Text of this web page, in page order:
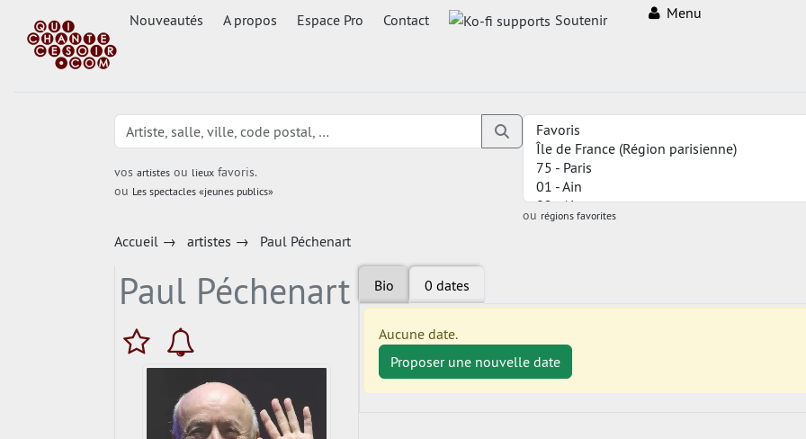
Nouveautés A propos Espace Pro Contact Soutenir Menu
vos artistesou lieuxfavoris.
ou Les spectacles «jeunes publics»
ou régions favorites
Accueil→ artistes → Paul Péchenart
Paul Péchenart Bio 0 dates
Aucune date.
Proposer une nouvelle date